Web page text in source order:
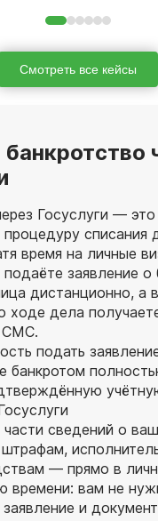
Смотреть все кейсы
Госуслуги —
процедуру списания
время на личные
заявление о
дистанционно, а
ходе дела
СМС.
подать
банкротом
части сведений о
— прямо в
времени: вам не
заявление и